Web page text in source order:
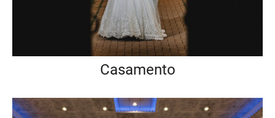
Casamento